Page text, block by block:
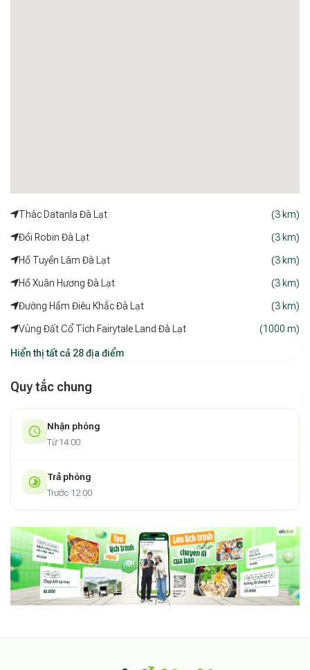
Thác Datanla Đà Lạt (3 km)
Đồi Robin Đà Lạt (3 km)
Hồ Tuyền Lâm Đà Lạt (3 km)
Hồ Xuân Hương Đà Lạt (3 km)
Đường Hầm Điêu Khắc Đà Lạt (3 km)
Vùng Đất Cổ Tích Fairytale Land Đà Lạt (1000 m)
Hiển thị tất cả 28 địa điểm
Quy tắc chung
Nhận phòng
Từ 14:00
Trả phòng
Trước 12:00